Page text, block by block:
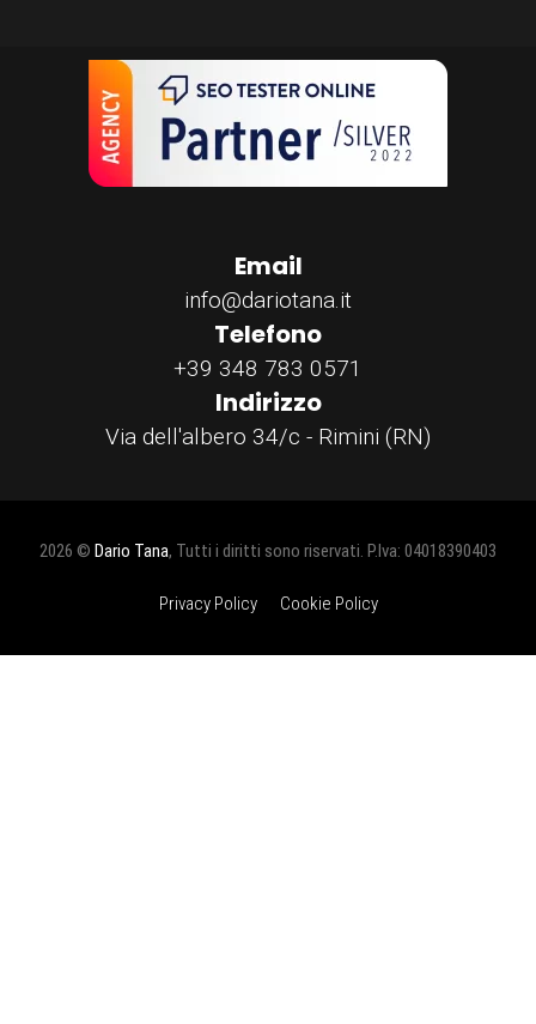
Email
info@dariotana.it
Telefono
+39 348 783 0571
Indirizzo
Via dell'albero 34/c - Rimini (RN)
2026 © Dario Tana, Tutti i diritti sono riservati. P.Iva: 04018390403
Privacy Policy Cookie Policy